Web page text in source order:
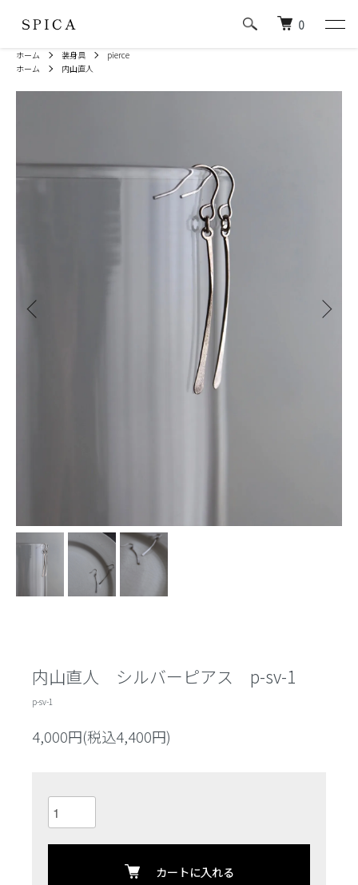
0
ホーム 装身具
pierce
ホーム
内山直人
内山直人 シルバーピアス p-sv-1
p-sv-1
4,000円(税込4,400円)
カートに入れる